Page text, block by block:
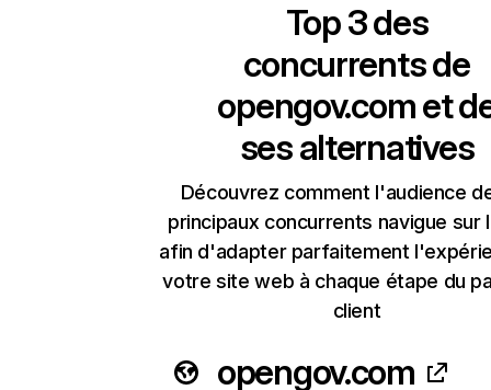
Top 3 des
concurrents de
opengov.com et
ses alternatives
Découvrez comment l'audience
principaux concurrents navigue sur
afin d'adapter parfaitement
votre site web à chaque étape du
client
opengov.com